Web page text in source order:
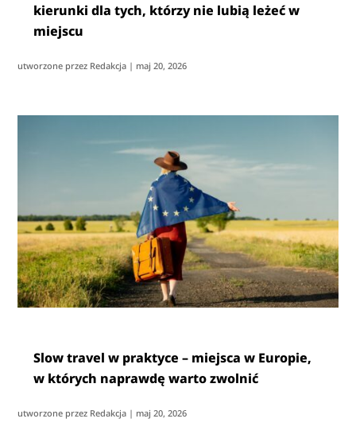
kierunki dla tych, którzy nie lubią leżeć w
miejscu
utworzone przez Redakcja | maj 20, 2026
Slow travel w praktyce – miejsca w Europie,
w których naprawdę warto zwolnić
utworzone przez Redakcja | maj 20, 2026